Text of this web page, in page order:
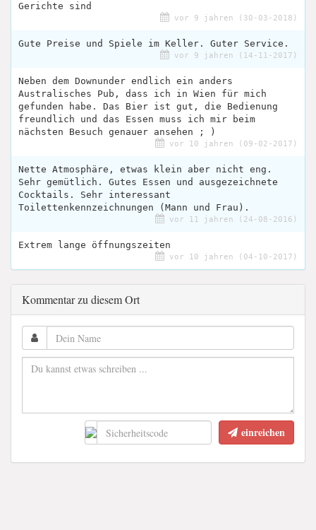
Gerichte sind
vor 9 jahren (30-03-2018)
Gute Preise und Spiele im Keller. Guter Service.
vor 9 jahren (14-11-2017)
Neben dem Downunder endlich ein anders
Australisches Pub, dass ich in Wien für mich
gefunden habe. Das Bier ist gut, die Bedienung
freundlich und das Essen muss ich mir beim
nächsten Besuch genauer ansehen ; )
vor 10 jahren (09-02-2017)
Nette Atmosphäre, etwas klein aber nicht eng.
Sehr gemütlich. Gutes Essen und ausgezeichnete
Cocktails. Sehr interessant
Toilettenkennzeichnungen (Mann und Frau).
vor 11 jahren (24-08-2016)
Extrem lange öffnungszeiten
vor 10 jahren (04-10-2017)
Kommentar zu diesem Ort
einreichen